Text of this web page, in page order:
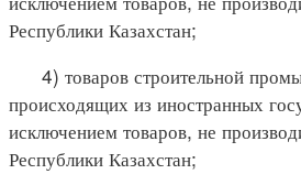
Республики Казахстан;
4) товаров строительной
происходящих из иностранных
исключением товаров, не
Республики Казахстан;